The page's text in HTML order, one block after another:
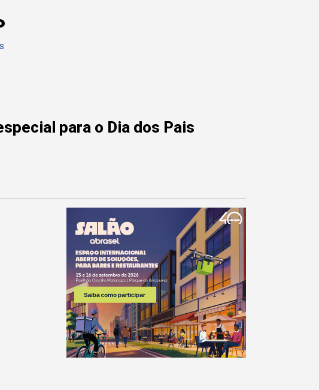
para o Dia dos Pais